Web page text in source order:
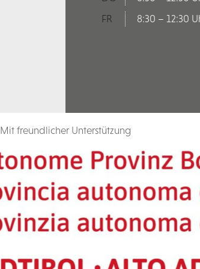
FR
8:30 – 12:30
Mit freundlicher Unterstützung